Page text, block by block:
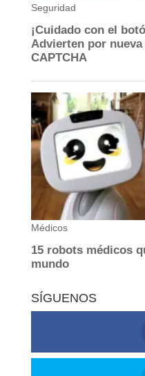
SÍGUENOS